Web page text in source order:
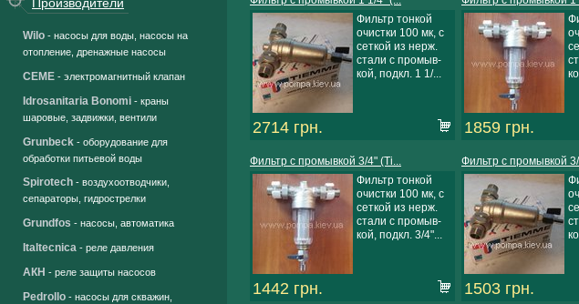
Производители
Wilo - насосы для воды, насосы на
отопление, дренажные насосы
CEME - электромагнитный клапан
Idrosanitaria Bonomi - краны
шаровые, задвижки, вентили
Grunbeck - оборудование для
обработки питьевой воды
Spirotech - воздухоотводчики,
сепараторы, гидрострелки
Grundfos - насосы, автоматика
Italtecnica - реле давления
АКН - реле защиты насосов
Pedrollo - насосы для скважин,
Фильтр тонкой
очистки 100 мк, с
сеткой из нерж.
стали с промыв-
кой, подкл. 1 1/...
2714 грн. 1859 грн.
Фильтр с промывкой 3/4" (Ti...
Фильтр тонкой
очистки 100 мк, с
сеткой из нерж.
стали с промыв-
кой, подкл. 3/4"...
1442 грн.
Фильтр с промывкой 3/
1503 грн.